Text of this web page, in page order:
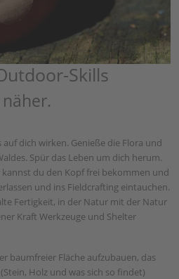
Skills
auf dich wirken. Genieße die Flora und
Spür das Leben um dich herum.
kannst du den Kopf frei bekommen und
und ins Fieldcrafting eintauchen.
Fertigkeit, in der Natur mit der Natur
Kraft Werkzeuge und Shelter
baumfreier Fläche aufzubauen, das
Holz und was sich so findet)